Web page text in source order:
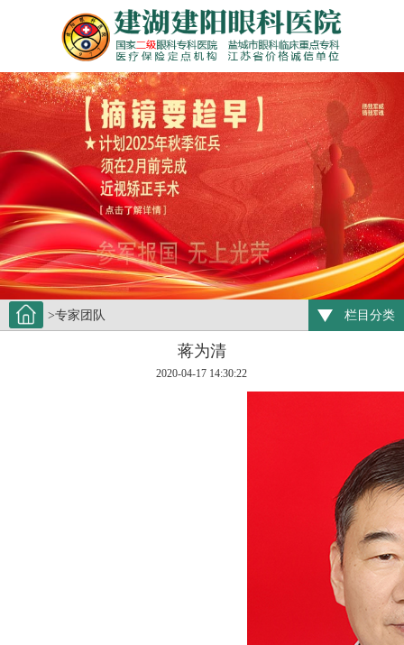
>专家团队 栏目分类
蒋为清
2020-04-17 14:30:22